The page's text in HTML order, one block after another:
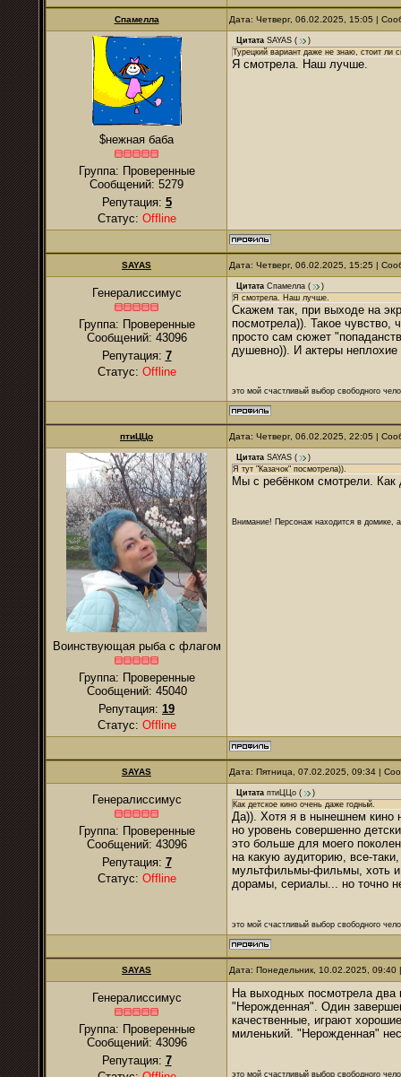
Спамелла Дата: Четверг, 06.02.2025, 15:05 |
$нежная баба
Группа: Проверенные
Сообщений: 5279
Репутация: 5
Статус: Offline
Цитата SAYAS (
)
Турецкий вариант даже не знаю, стоит ли
Я смотрела. Наш лучше.
SAYAS Дата: Четверг, 06.02.2025, 15:25 |
Генералиссимус
Группа: Проверенные
Сообщений: 43096
Репутация: 7
Статус: Offline
Цитата Спамелла (
)
Я смотрела. Наш лучше.
Скажем так, при выходе на
посмотрела)). Такое
просто сам сюжет
душевно)). И актеры
это мой счастливый выбор свободного
птиЦЦо Дата: Четверг, 06.02.2025, 22:05 |
Воинствующая рыба с флагом
Группа: Проверенные
Сообщений: 45040
Репутация: 19
Статус: Offline
Цитата SAYAS (
)
Я тут "Казачок" посмотрела)).
Мы с ребёнком смотрели. Как
Внимание! Персонаж находится в домике,
SAYAS Дата: Пятница, 07.02.2025, 09:34 |
Генералиссимус
Группа: Проверенные
Сообщений: 43096
Репутация: 7
Статус: Offline
Цитата птиЦЦо (
)
Как детское кино очень даже годный.
Да)). Хотя я в нынешнем кино
но уровень совершенно
это больше для моего
на какую аудиторию, все-
мультфильмы-фильмы, хоть и
дорамы, сериалы... но точно
это мой счастливый выбор свободного
SAYAS Дата: Понедельник, 10.02.2025,
Генералиссимус
Группа: Проверенные
Сообщений: 43096
Репутация: 7
На выходных посмотрела два
"Нерожденная". Один
качественные, играют
миленький. "Нерожденная"
это мой счастливый выбор свободного